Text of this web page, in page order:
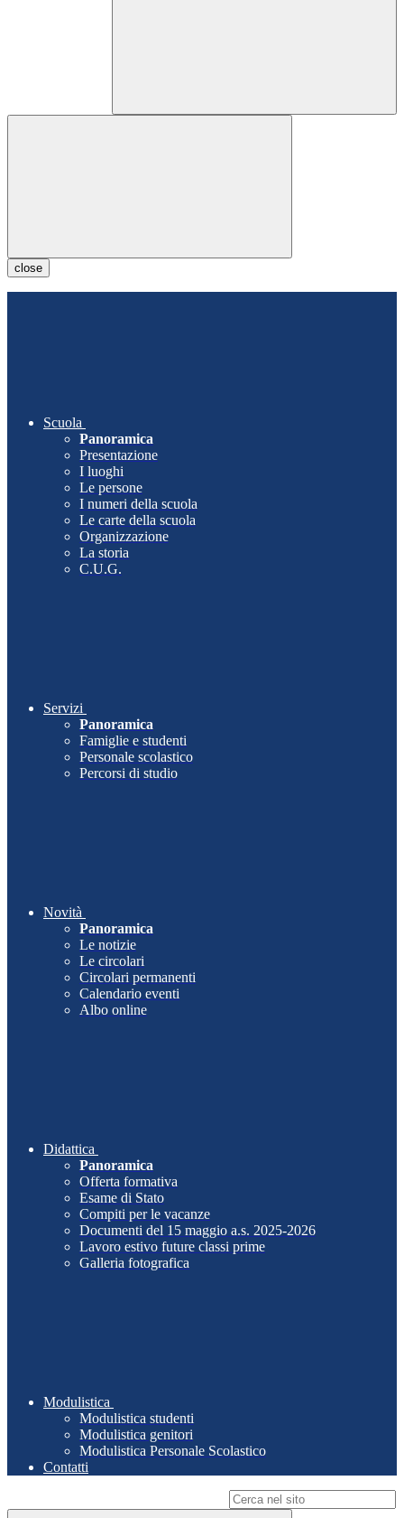
close
Scuola
Panoramica
Presentazione
I luoghi
Le persone
I numeri della scuola
Le carte della scuola
Organizzazione
La storia
C.U.G.
Servizi
Panoramica
Famiglie e studenti
Personale scolastico
Percorsi di studio
Novità
Panoramica
Le notizie
Le circolari
Circolari permanenti
Calendario eventi
Albo online
Didattica
Panoramica
Offerta formativa
Esame di Stato
Compiti per le vacanze
Documenti del 15 maggio a.s. 2025-2026
Lavoro estivo future classi prime
Galleria fotografica
Modulistica
Modulistica studenti
Modulistica genitori
Modulistica Personale Scolastico
Contatti